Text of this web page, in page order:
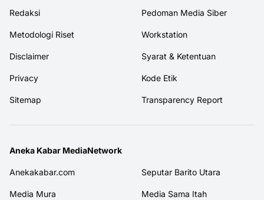
Redaksi Pedoman Media Siber
Metodologi Riset Workstation
Disclaimer Syarat & Ketentuan
Privacy Kode Etik
Sitemap Transparency Report
Aneka Kabar MediaNetwork
Anekakabar.com Seputar Barito Utara
Media Mura Media Sama Itah